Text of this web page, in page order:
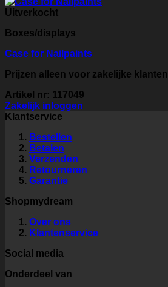
Uitverkocht
Boxes/displays
Case for Nailpaints
Prijzen alleen voor zakelijke klanten
Artikel nr: 117049
Zakelijk inloggen
Klantservice
Bestellen
Betalen
Verzenden
Retourneren
Garantie
Shopmydream
Over ons
Klantenservice
Social media
Onderdeel van